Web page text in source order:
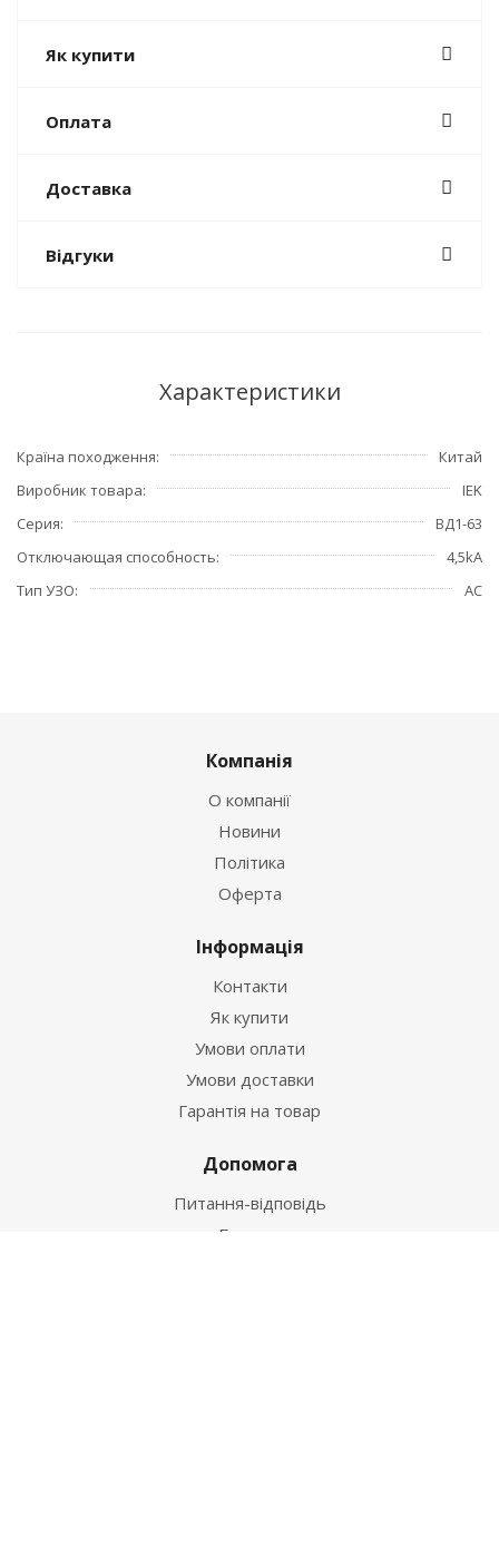
Як купити
Оплата
Доставка
Відгуки
Характеристики
Країна походження
Китай
Виробник товара
IEK
Серия
ВД1-63
Отключающая способность
4,5kA
Тип УЗО
АС
Компанія
О компанії
Новини
Політика
Оферта
Інформація
Контакти
Як купити
Умови оплати
Умови доставки
Гарантія на товар
Допомога
Питання-відповідь
Бренди